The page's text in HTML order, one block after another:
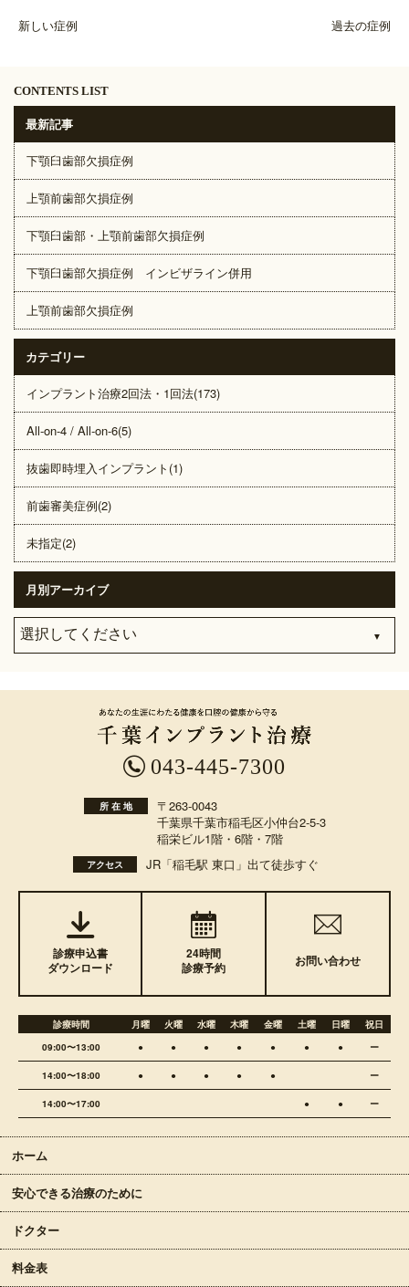
新しい症例 過去の症例
CONTENTS LIST
最新記事
下顎臼歯部欠損症例
上顎前歯部欠損症例
下顎臼歯部・上顎前歯部欠損症例
下顎臼歯部欠損症例 インビザライン併用
上顎前歯部欠損症例
カテゴリー
インプラント治療2回法・1回法(173)
All-on-4 / All-on-6(5)
抜歯即時埋入インプラント(1)
前歯審美症例(2)
未指定(2)
月別アーカイブ
043-445-7300
所 在 地
〒263-0043
千葉県千葉市稲毛区小仲台2-5-3
稲栄ビル1階・6階・7階
アクセス JR「稲毛駅 東口」出て徒歩すぐ
診療申込書
ダウンロード
24時間
診療予約
お問い合わせ
診療時間 月曜 火曜 水曜 木曜 金曜 土曜 日曜
祝日
09:00〜13:00
● ● ● ● ● ● ● ー
14:00〜18:00 ● ● ● ● ● ー
14:00〜17:00 ● ● ー
ホーム
安心できる治療のために
ドクター
料金表